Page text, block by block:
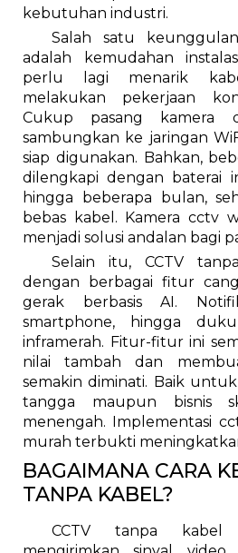
kebutuhan industri.
Salah satu
adalah kemudahan
perlu lagi menarik
melakukan pekerjaan
Cukup pasang kamera
sambungkan ke jaringan
siap digunakan. Bahkan,
dilengkapi dengan baterai
hingga beberapa bulan,
bebas kabel. Kamera cctv
menjadi solusi andalan bagi
Selain itu, CCTV
dengan berbagai fitur
gerak berbasis AI.
smartphone, hingga
inframerah. Fitur-fitur ini
nilai tambah dan
semakin diminati. Baik
tangga maupun bisnis
menengah. Implementasi
murah terbukti
BAGAIMANA CARA
TANPA KABEL?
CCTV tanpa kabel